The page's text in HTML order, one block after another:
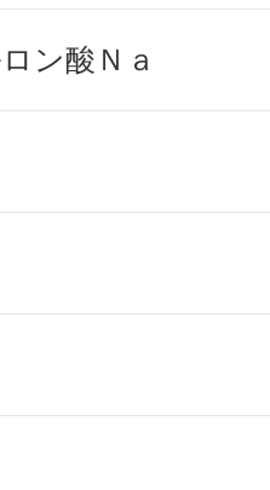
食品／サプ
ン酸Ｎａ